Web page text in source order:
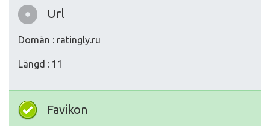
Url
Domän : ratingly.ru
Längd : 11
Favikon